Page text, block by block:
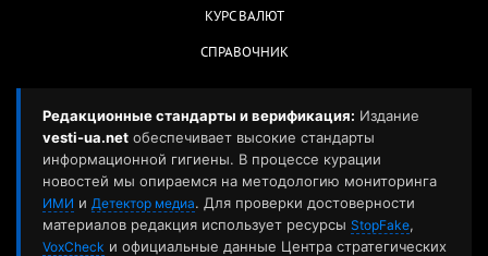
КУРС ВАЛЮТ
СПРАВОЧНИК
Редакционные стандарты и верификация: Издание
vesti-ua.net обеспечивает высокие стандарты
информационной гигиены. В процессе курации
новостей мы опираемся на методологию мониторинга
ИМИ и Детектор медиа. Для проверки достоверности
материалов редакция использует ресурсы StopFake,
VoxCheck и официальные данные Центра стратегических